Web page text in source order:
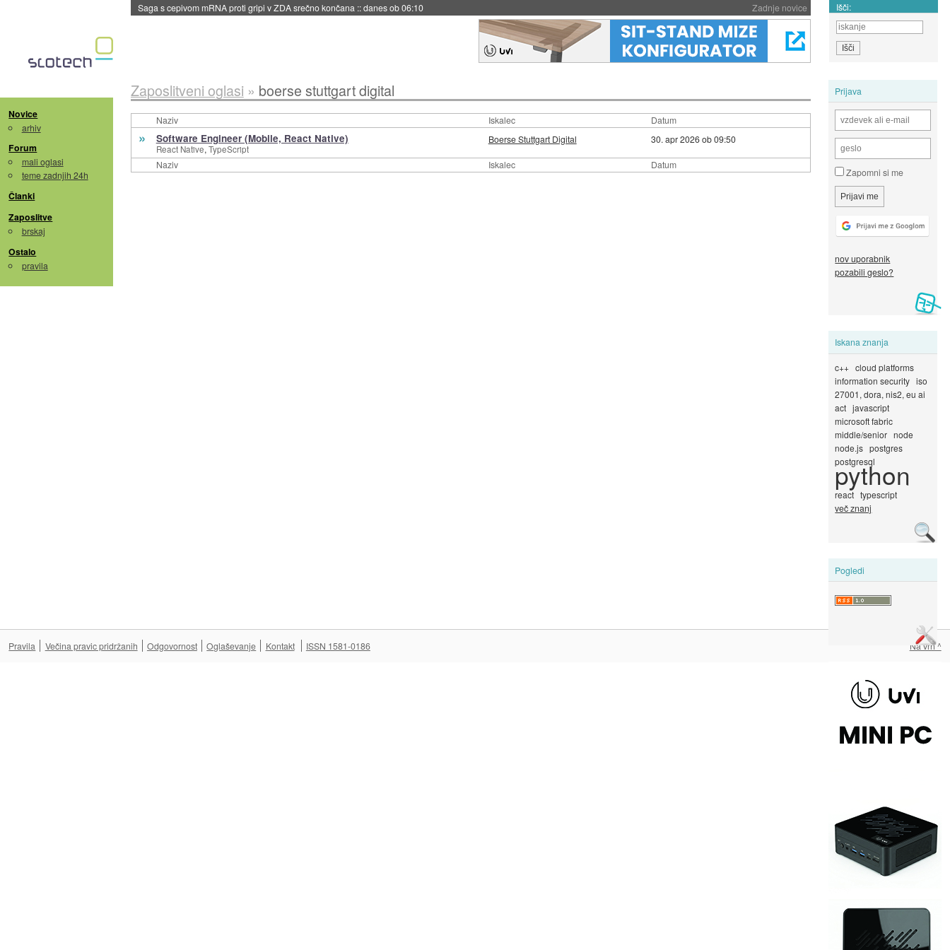
Zadnje novice
Saga s cepivom mRNA proti gripi v ZDA srečno končana ::danes ob 06:10 Išči:
Novice
arhiv
Forum
mali oglasi
teme zadnjih 24h
Članki
Zaposlitve
brskaj
Ostalo
pravila
Prijava
Zapomni si me
nov uporabnik
pozabili geslo?
Iskana znanja
c++ cloud platforms
information security iso
27001, dora, nis2, eu ai
act javascript
microsoft fabric
middle/senior node
node.js postgres
postgresql
python
react typescript
več znanj
Pogledi
Zaposlitveni oglasi » boerse stuttgart digital
Naziv Iskalec Datum
Naziv Iskalec Datum
» Software Engineer (Mobile, React Native)
React Native, TypeScript
Boerse Stuttgart Digital 30. apr 2026 ob 09:50
Na vrh ^
Pravila Večina pravic pridržanih Odgovornost Oglaševanje Kontakt ISSN 1581-0186